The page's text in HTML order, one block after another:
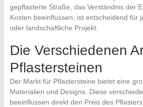
gepflasterte Straße, das Verständnis der
Kosten beeinflussen, ist entscheidend für
oder landschaftliche Projekt.
Die Verschiedenen
Pflastersteinen
Der Markt für Pflastersteine bietet eine
Materialien und Designs. Diese
beeinflussen direkt den Preis des